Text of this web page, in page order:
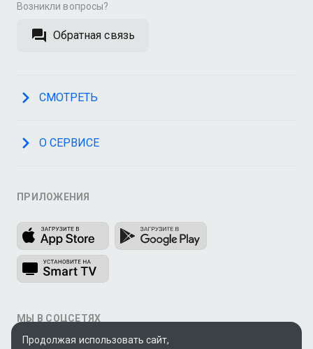
Возникли вопросы?
Обратная связь
СМОТРЕТЬ
О СЕРВИСЕ
ПРИЛОЖЕНИЯ
МЫ В СОЦСЕТЯХ
Продолжая использовать сайт,